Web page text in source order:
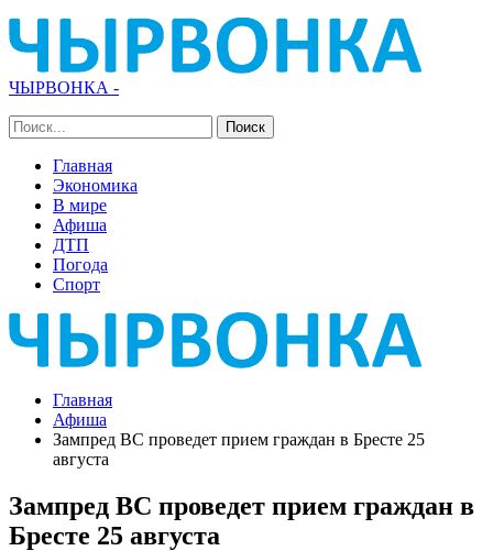
ЧЫРВОНКА -
Главная
Экономика
В мире
Афиша
ДТП
Погода
Спорт
Главная
Афиша
Зампред ВС проведет прием граждан в Бресте 25
августа
Зампред ВС проведет прием граждан в
Бресте 25 августа